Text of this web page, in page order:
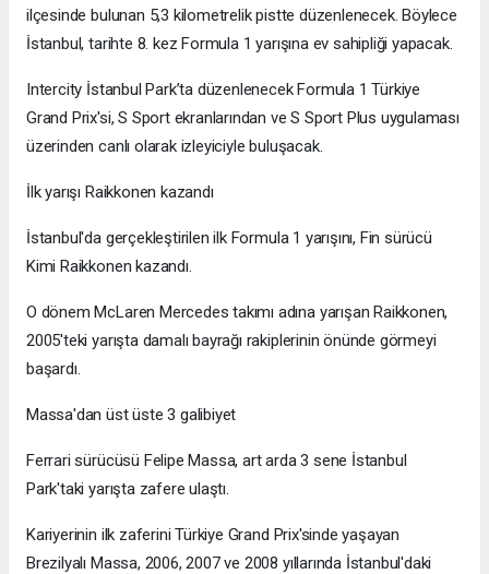
ilçesinde bulunan 5,3 kilometrelik pistte düzenlenecek. Böylece
İstanbul, tarihte 8. kez Formula 1 yarışına ev sahipliği yapacak.
Intercity İstanbul Park’ta düzenlenecek Formula 1 Türkiye
Grand Prix'si, S Sport ekranlarından ve S Sport Plus uygulaması
üzerinden canlı olarak izleyiciyle buluşacak.
İlk yarışı Raikkonen kazandı
İstanbul'da gerçekleştirilen ilk Formula 1 yarışını, Fin sürücü
Kimi Raikkonen kazandı.
O dönem McLaren Mercedes takımı adına yarışan Raikkonen,
2005'teki yarışta damalı bayrağı rakiplerinin önünde görmeyi
başardı.
Massa'dan üst üste 3 galibiyet
Ferrari sürücüsü Felipe Massa, art arda 3 sene İstanbul
Park'taki yarışta zafere ulaştı.
Kariyerinin ilk zaferini Türkiye Grand Prix'sinde yaşayan
Brezilyalı Massa, 2006, 2007 ve 2008 yıllarında İstanbul'daki